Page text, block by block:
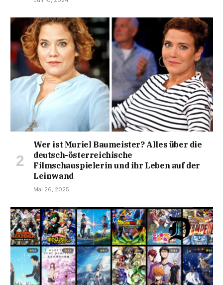
Wer ist Muriel Baumeister? Alles über die
deutsch-österreichische
Filmschauspielerin und ihr Leben auf der
Leinwand
Mai 26, 2025